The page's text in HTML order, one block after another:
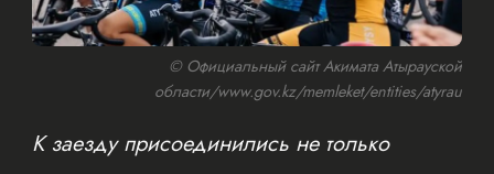
© Официальный сайт Акимата Атырауской
области/www.gov.kz/memleket/entities/atyrau
К заезду присоединились не только